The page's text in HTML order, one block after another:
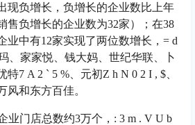
现负增长，负增长的企业数比上年
售负增长的企业数为32家）；在38
业中有12家实现了两位数增长， = d
、家家悦、钱大妈、世纪华联、卜
特7 A 2 ` 5 % 、元初Z h N 0 2 I , $
风和东方百佳。
业门店总数约3万个， : 3 m . V U b